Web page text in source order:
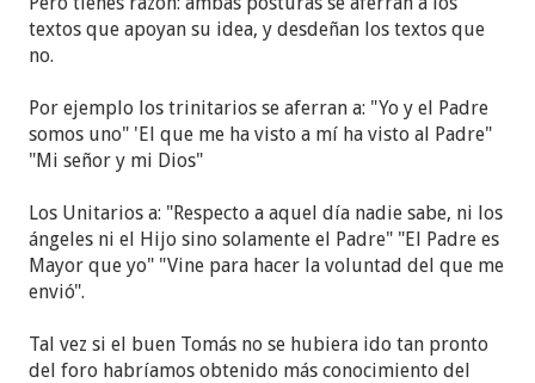
incoherencias que es leer la biblia XD
trinitaria y antitrinitaria es incorrecta y correcta a
la vez... es decir, son incoherencias según que libro
se lea.
textos que apoyan su idea, y desdeñan los textos que
no.
Por ejemplo los trinitarios se aferran a: "Yo y el Padre
somos uno" 'El que me ha visto a mí ha visto al Padre"
"Mi señor y mi Dios"
Los Unitarios a: "Respecto a aquel día nadie sabe, ni los
ángeles ni el Hijo sino solamente el Padre" "El Padre es
Mayor que yo" "Vine para hacer la voluntad del que me
envió".
Tal vez si el buen Tomás no se hubiera ido tan pronto
del foro habríamos obtenido más conocimiento del